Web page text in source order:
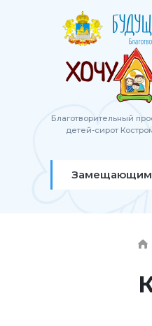
Благотворительный
детей-сирот
Замещающим